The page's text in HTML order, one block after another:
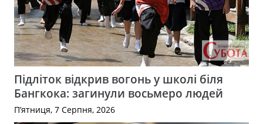
Підліток відкрив вогонь у школі біля
Бангкока: загинули восьмеро людей
П’ятниця, 7 Серпня, 2026